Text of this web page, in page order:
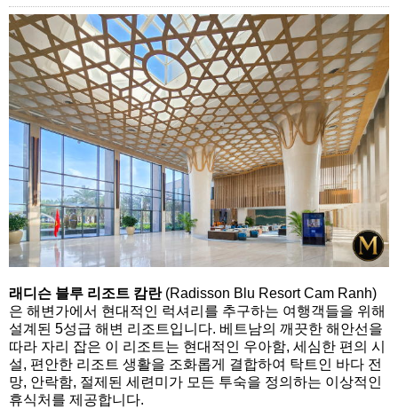
래디슨 블루 리조트 캄란(Radisson Blu Resort Cam Ranh)
은 해변가에서 현대적인 럭셔리를 추구하는 여행객들을 위해
설계된 5성급 해변 리조트입니다. 베트남의 깨끗한 해안선을
따라 자리 잡은 이 리조트는 현대적인 우아함, 세심한 편의 시
설, 편안한 리조트 생활을 조화롭게 결합하여 탁트인 바다 전
망, 안락함, 절제된 세련미가 모든 투숙을 정의하는 이상적인
휴식처를 제공합니다.